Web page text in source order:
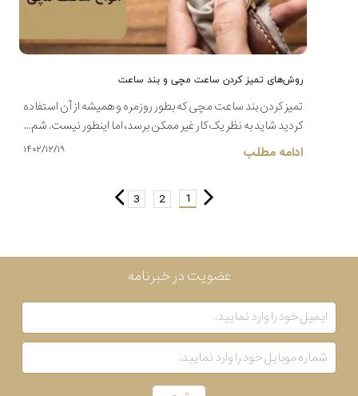
روش‌های تمیز کردن ساعت مچی و بند ساعت
تمیز کردن بند ساعت مچی که بطور روزمره و همیشه از آن استفاده
کردید شاید به نظر یک کار غیر ممکن برسد، اما اینطور نیست. شم...
ادامه مطلب ۱۴۰۲/۱۲/۱۹
3 2 1
عضویت در خبرنامه